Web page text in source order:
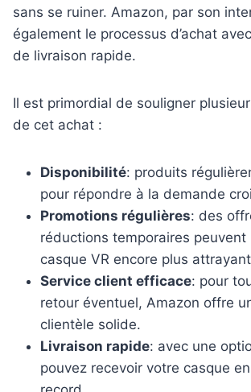
sans se ruiner. Amazon, par son
également le processus d’achat
de livraison rapide.
Il est primordial de souligner
de cet achat :
Disponibilité: produits
pour répondre à la demande
Promotions régulières: des
réductions temporaires peuvent
casque VR encore plus
Service client efficace: pour
retour éventuel, Amazon offre
clientèle solide.
Livraison rapide: avec une
pouvez recevoir votre casque